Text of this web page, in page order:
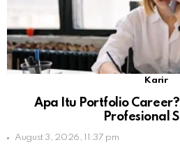
Karir
Apa Itu Portfolio
Profesional
August 3, 2026, 11:37 pm